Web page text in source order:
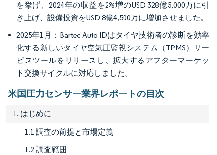
を挙げ、2024年の収益を2%増のUSD 328億5,000万に引
き上げ、設備投資をUSD 8億4,500万に増加させました。
2025年1月：Bartec Auto IDはタイヤ技術者の診断を効率
化する新しいタイヤ空気圧監視システム（TPMS）サー
ビスツールをリリースし、拡大するアフターマーケッ
ト交換サイクルに対応しました。
米国圧力センサー業界レポートの目次
1. はじめに
1.1 調査の前提と市場定義
1.2 調査範囲